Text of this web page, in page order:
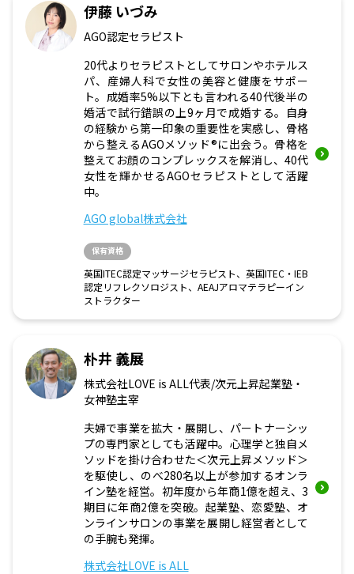
伊藤 いづみ
AGO認定セラピスト
20代よりセラピストとしてサロンやホテルス
パ、産婦人科で女性の美容と健康をサポー
ト。成婚率5%以下とも言われる40代後半の
婚活で試行錯誤の上9ヶ月で成婚する。自身
の経験から第一印象の重要性を実感し、骨格
から整えるAGOメソッド®に出会う。骨格を
整えてお顔のコンプレックスを解消し、40代
女性を輝かせるAGOセラピストとして活躍
中。
AGO global株式会社
保有資格
英国ITEC認定マッサージセラピスト、英国ITEC・IEB
認定リフレクソロジスト、AEAJアロマテラピーイン
ストラクター
朴井 義展
株式会社LOVE is ALL代表/次元上昇起業塾・
女神塾主宰
夫婦で事業を拡大・展開し、パートナーシッ
プの専門家としても活躍中。心理学と独自メ
ソッドを掛け合わせた＜次元上昇メソッド＞
を駆使し、のべ280名以上が参加するオンラ
イン塾を経営。初年度から年商1億を超え、3
期目に年商2億を突破。起業塾、恋愛塾、オ
ンラインサロンの事業を展開し経営者として
の手腕も発揮。
株式会社LOVE is ALL